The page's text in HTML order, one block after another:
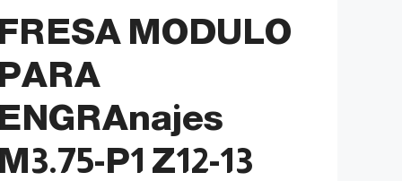
FRESA MODULO
PARA
ENGRAnajes
M3.75-P1 Z12-13